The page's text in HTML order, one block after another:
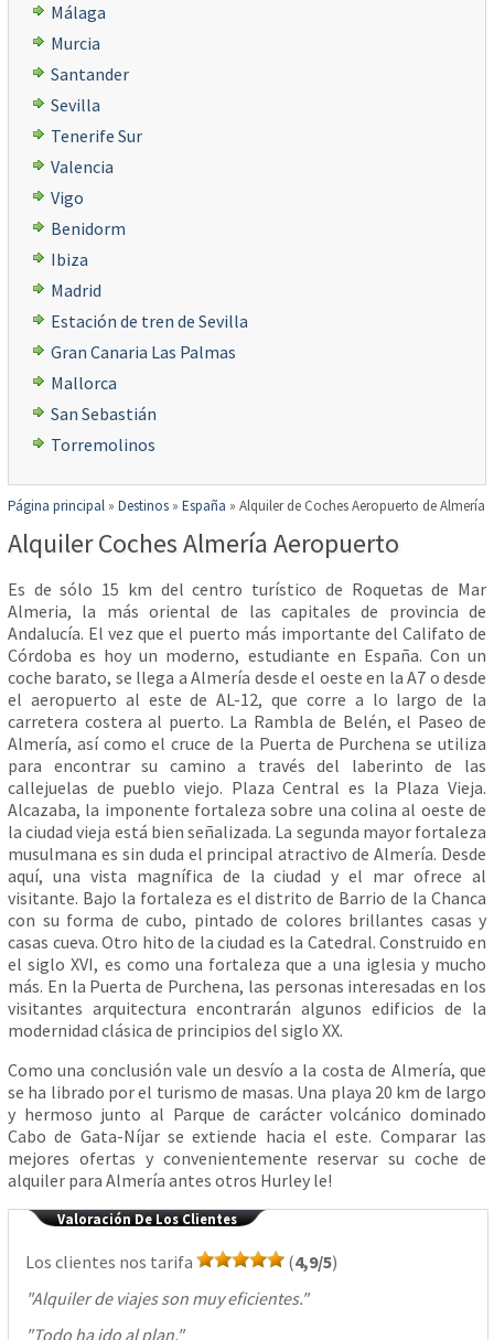
Málaga
Murcia
Santander
Sevilla
Tenerife Sur
Valencia
Vigo
Benidorm
Ibiza
Madrid
Estación de tren de Sevilla
Gran Canaria Las Palmas
Mallorca
San Sebastián
Torremolinos
Página principal » Destinos » España » Alquiler de Coches Aeropuerto de Almería
Alquiler Coches Almería Aeropuerto
Es de sólo 15 km del centro turístico de Roquetas de Mar
Almeria, la más oriental de las capitales de provincia de
Andalucía. El vez que el puerto más importante del Califato de
Córdoba es hoy un moderno, estudiante en España. Con un
coche barato, se llega a Almería desde el oeste en la A7 o desde
el aeropuerto al este de AL-12, que corre a lo largo de la
carretera costera al puerto. La Rambla de Belén, el Paseo de
Almería, así como el cruce de la Puerta de Purchena se utiliza
para encontrar su camino a través del laberinto de las
callejuelas de pueblo viejo. Plaza Central es la Plaza Vieja.
Alcazaba, la imponente fortaleza sobre una colina al oeste de
la ciudad vieja está bien señalizada. La segunda mayor fortaleza
musulmana es sin duda el principal atractivo de Almería. Desde
aquí, una vista magnífica de la ciudad y el mar ofrece al
visitante. Bajo la fortaleza es el distrito de Barrio de la Chanca
con su forma de cubo, pintado de colores brillantes casas y
casas cueva. Otro hito de la ciudad es la Catedral. Construido en
el siglo XVI, es como una fortaleza que a una iglesia y mucho
más. En la Puerta de Purchena, las personas interesadas en los
visitantes arquitectura encontrarán algunos edificios de la
modernidad clásica de principios del siglo XX.
Como una conclusión vale un desvío a la costa de Almería, que
se ha librado por el turismo de masas. Una playa 20 km de largo
y hermoso junto al Parque de carácter volcánico dominado
Cabo de Gata-Níjar se extiende hacia el este. Comparar las
mejores ofertas y convenientemente reservar su coche de
alquiler para Almería antes otros Hurley le!
Valoración De Los Clientes
Los clientes nos tarifa (4,9/5)
"Alquiler de viajes son muy eficientes."
"Todo ha ido al plan."